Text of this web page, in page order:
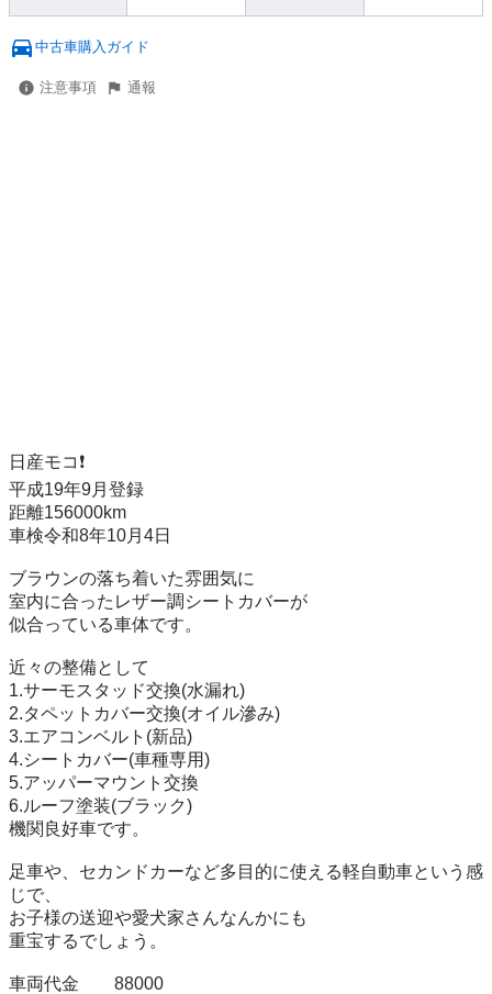
中古車購入ガイド
注意事項 通報
日産モコ❗️
平成19年9月登録
距離156000km
車検令和8年10月4日
ブラウンの落ち着いた雰囲気に
室内に合ったレザー調シートカバーが
似合っている車体です。
近々の整備として
1.サーモスタッド交換(水漏れ)
2.タペットカバー交換(オイル滲み)
3.エアコンベルト(新品)
4.シートカバー(車種専用)
5.アッパーマウント交換
6.ルーフ塗装(ブラック)
機関良好車です。
足車や、セカンドカーなど多目的に使える軽自動車という感
じで、
お子様の送迎や愛犬家さんなんかにも
重宝するでしょう。
車両代金　　88000